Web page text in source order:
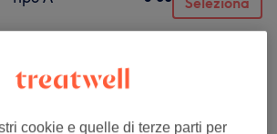
del trattamento
cookie e quelle di terze parti per